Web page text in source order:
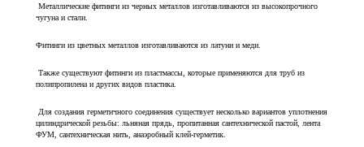
Металлические фитинги из черных металлов изготавливаются из высокопрочного
чугуна и стали.
Фитинги из цветных металлов изготавливаются из латуни и меди.
Также существуют фитинги из пластмассы, которые применяются для труб из
полипропилена и других видов пластика.
Для создания герметичного соединения существует несколько вариантов уплотнения
цилиндрической резьбы: льняная прядь, пропитанная сантехнической пастой, лента
ФУМ, сантехническая нить, анаэробный клей-герметик.